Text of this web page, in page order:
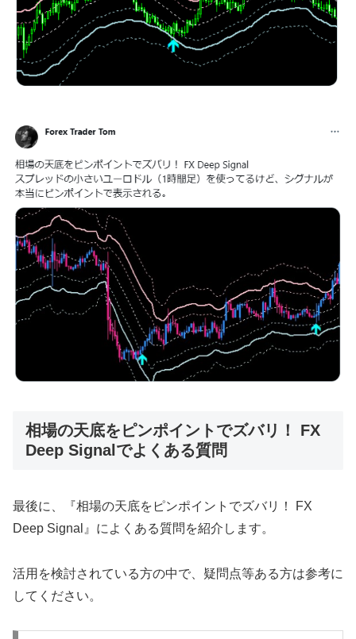
相場の天底をピンポイントでズバリ！ FX
Deep Signalでよくある質問
最後に、『相場の天底をピンポイントでズバリ！ FX
Deep Signal』によくある質問を紹介します。
活用を検討されている方の中で、疑問点等ある方は参考に
してください。